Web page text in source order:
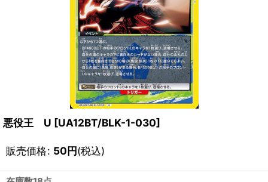
悪役王 U [UA12BT/BLK-1-030]
販売価格: 50円(税込)